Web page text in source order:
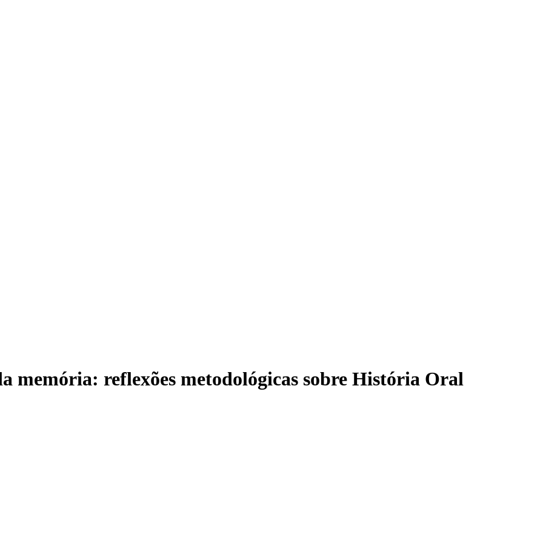
memória: reflexões metodológicas sobre História Oral